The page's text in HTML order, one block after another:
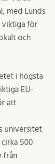
med Lunds
viktiga för
och
i högsta
EU-
att
universitet
500
från